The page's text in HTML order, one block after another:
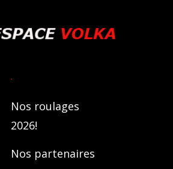
.
Nos roulages
2026!
Nos partenaires